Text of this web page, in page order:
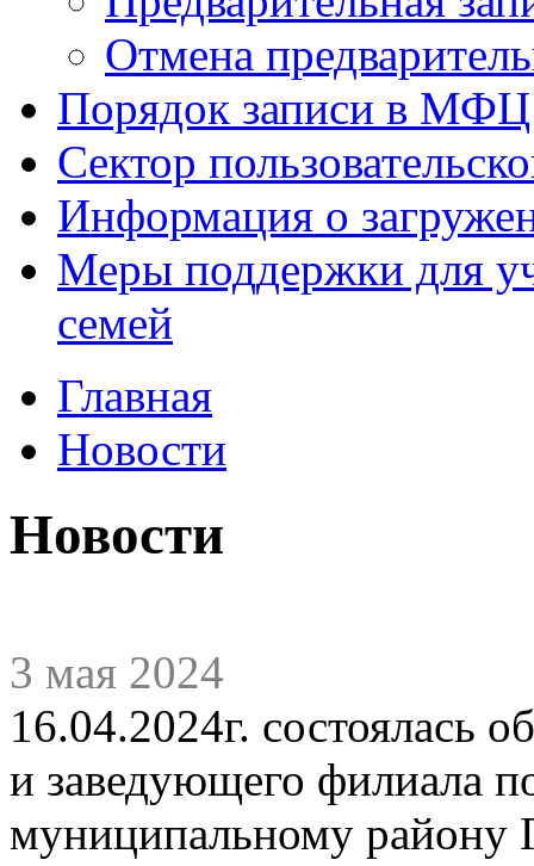
Отмена
Порядок записи в МФЦ
Сектор
Информация о
Меры поддержки для
семей
Главная
Новости
Новости
3 мая 2024
16.04.2024г. состоялась
и заведующего филиала
муниципальному